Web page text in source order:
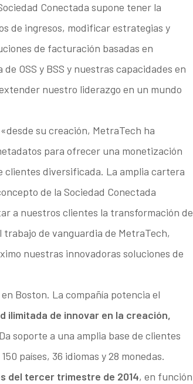
Conectada supone tener la
de ingresos, modificar estrategias y
de facturación basadas en
OSS y BSS y nuestras capacidades en
nuestro liderazgo en un mundo
su creación, MetraTech ha
para ofrecer una monetización
clientes diversificada. La amplia cartera
de la Sociedad Conectada
a nuestros clientes la transformación de
trabajo de vanguardia de MetraTech,
nuestras innovadoras soluciones de
Boston. La compañía potencia el
ilimitada de innovar en la creación,
soporte a una amplia base de clientes
países, 36 idiomas y 28 monedas.
del tercer trimestre de 2014, en función